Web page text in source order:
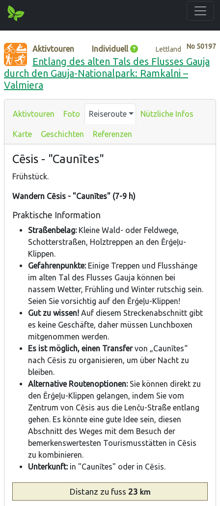
No 50197
Aktivtouren Individuell Lettland
Entlang des alten Tals des Flusses Gauja
durch den Gauja-Nationalpark: Ramkalni –
Valmiera
Aktivtouren Foto Reiseroute Nützliche Infos
Karte Geschichten Referenzen
Cēsis - "Caunītes"
Frühstück.
Wandern Cēsis - "Caunītes" (7-9 h)
Praktische Information
Straßenbelag:Kleine Wald- oder Feldwege,
Schotterstraßen, Holztreppen an den Ērģeļu-
Klippen.
Gefahrenpunkte:Einige Treppen und Flusshänge
im alten Tal des Flusses Gauja können bei
nassem Wetter, Frühling und Winter rutschig sein.
Seien Sie vorsichtig auf den Ērģeļu-Klippen!
Gut zu wissen! Auf diesem Streckenabschnitt gibt
es keine Geschäfte, daher müssen Lunchboxen
mitgenommen werden.
Es ist möglich, einen Transfervon „Caunītes“
nach Cēsis zu organisieren, um über Nacht zu
bleiben.
Alternative Routenoptionen:Sie können direkt zu
den Ērģeļu-Klippen gelangen, indem Sie vom
Zentrum von Cēsis aus die Lenču-Straße entlang
gehen. Es könnte eine gute Idee sein, diesen
Abschnitt des Weges mit dem Besuch der
bemerkenswertesten Tourismusstätten in Cēsis
zu kombinieren.
Unterkunft:in "Caunītes" oder in Cēsis.
Distanz zu fuss 23 km